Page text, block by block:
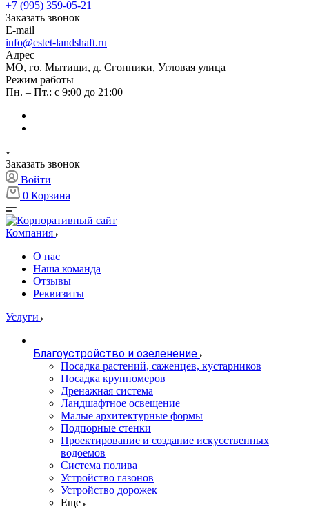
+7 (995) 359-05-21
Заказать звонок
E-mail
info@estet-landshaft.ru
Адрес
МО, го. Мытищи, д. Сгонники, Угловая улица
Режим работы
Пн. – Пт.: с 9:00 до 21:00
Заказать звонок
Войти
0 Корзина
Компания
О нас
Наша команда
Отзывы
Реквизиты
Услуги
Благоустройство и озеленение
Посадка растений, саженцев, кустарников
Посадка крупномеров
Дренажная система
Ландшафтное освещение
Малые архитектурные формы
Подпорные стенки
Проектирование и создание искусственных
водоемов
Система полива
Устройство газонов
Устройство дорожек
Еще